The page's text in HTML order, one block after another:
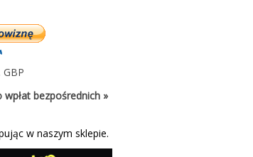
GBP
bezpośrednich »
w naszym sklepie.